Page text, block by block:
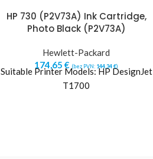
HP 730 (P2V73A) Ink Cartridge,
Photo Black (P2V73A)
Hewlett-Packard
174,65 € (bez PVN: 144,34€)
Suitable Printer Models: HP DesignJet
T1700